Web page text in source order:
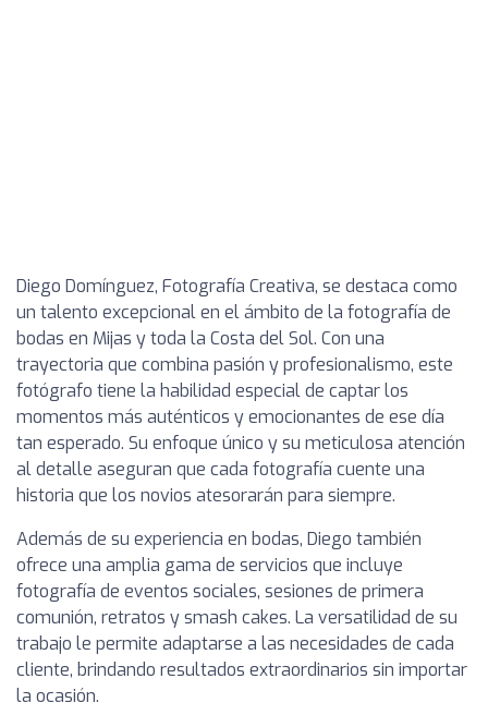
Diego Domínguez, Fotografía Creativa, se destaca como
un talento excepcional en el ámbito de la fotografía de
bodas en Mijas y toda la Costa del Sol. Con una
trayectoria que combina pasión y profesionalismo, este
fotógrafo tiene la habilidad especial de captar los
momentos más auténticos y emocionantes de ese día
tan esperado. Su enfoque único y su meticulosa atención
al detalle aseguran que cada fotografía cuente una
historia que los novios atesorarán para siempre.
Además de su experiencia en bodas, Diego también
ofrece una amplia gama de servicios que incluye
fotografía de eventos sociales, sesiones de primera
comunión, retratos y smash cakes. La versatilidad de su
trabajo le permite adaptarse a las necesidades de cada
cliente, brindando resultados extraordinarios sin importar
la ocasión.